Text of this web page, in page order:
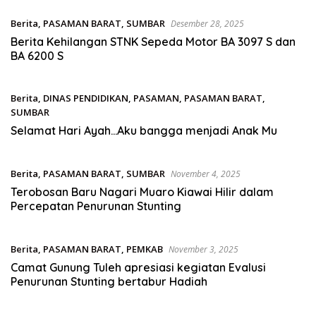
Berita PASAMAN BARAT SUMBAR Desember 28, 2025
Berita Kehilangan STNK Sepeda Motor BA 3097 S dan
BA 6200 S
Berita DINAS PENDIDIKAN PASAMAN PASAMAN BARAT
SUMBAR
November 16, 2025
Selamat Hari Ayah…Aku bangga menjadi Anak Mu
Berita PASAMAN BARAT SUMBAR November 4, 2025
Terobosan Baru Nagari Muaro Kiawai Hilir dalam
Percepatan Penurunan Stunting
Berita PASAMAN BARAT PEMKAB November 3, 2025
Camat Gunung Tuleh apresiasi kegiatan Evalusi
Penurunan Stunting bertabur Hadiah